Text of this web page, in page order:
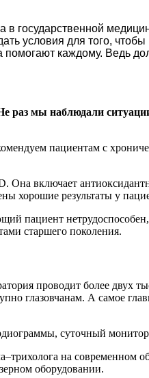
государственной
условия для того,
каждому. Ведь
раз мы наблюдали
пациентам с
включает
хорошие результаты у
пациент
старшего поколения.
проводит более двух
глазовчанам. А самое
суточный
на современном
оборудовании.